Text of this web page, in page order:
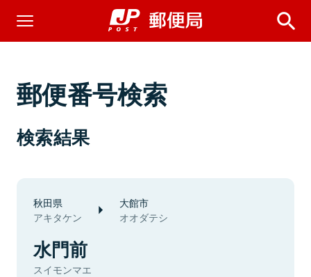
郵便番号検索
検索結果
秋田県
アキタケン
大館市
オオダテシ
水門前
スイモンマエ